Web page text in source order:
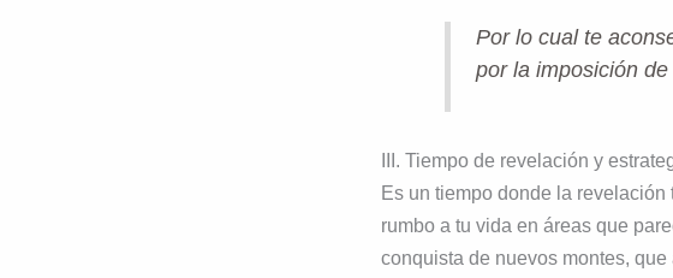
Por lo cual te
por la imposición
III. Tiempo de revelación y
Es un tiempo donde la
rumbo a tu vida en áreas que
conquista de nuevos montes,